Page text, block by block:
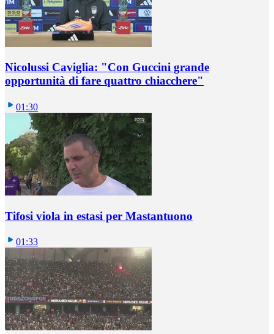
Nicolussi Caviglia: "Con Guccini grande
opportunità di fare quattro chiacchere"
01:30
Tifosi viola in estasi per Mastantuono
01:33